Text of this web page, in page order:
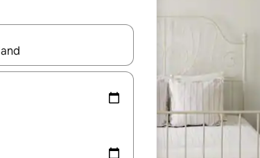
môžete si ich prechádzať pomocou klávesov